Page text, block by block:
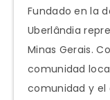
Fundado en la
Uberlândia
Minas Gerais.
comunidad
comunidad y el